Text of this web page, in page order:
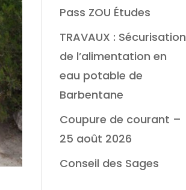
Pass ZOU Études
TRAVAUX : Sécurisation
de l’alimentation en
eau potable de
Barbentane
Coupure de courant –
25 août 2026
Conseil des Sages